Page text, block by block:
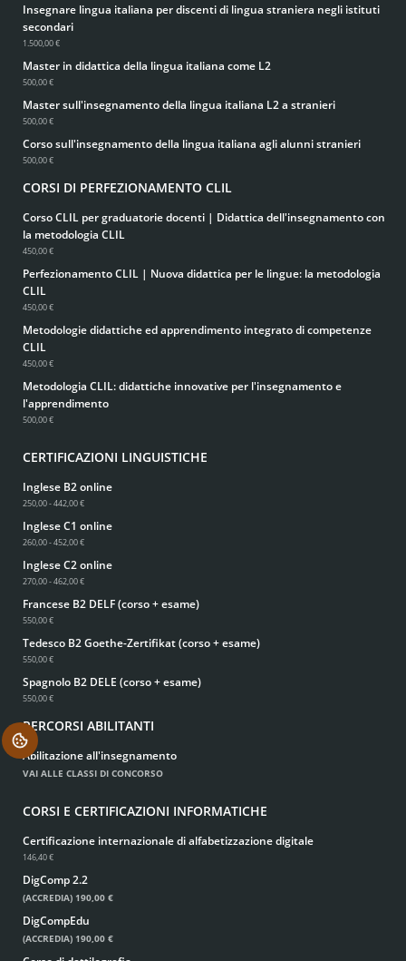
Insegnare lingua italiana per discenti di lingua straniera negli istituti
secondari
1.500,00 €
Master in didattica della lingua italiana come L2
500,00 €
Master sull'insegnamento della lingua italiana L2 a stranieri
500,00 €
Corso sull'insegnamento della lingua italiana agli alunni stranieri
500,00 €
CORSI DI PERFEZIONAMENTO CLIL
Corso CLIL per graduatorie docenti | Didattica dell'insegnamento con
la metodologia CLIL
450,00 €
Perfezionamento CLIL | Nuova didattica per le lingue: la metodologia
CLIL
450,00 €
Metodologie didattiche ed apprendimento integrato di competenze
CLIL
450,00 €
Metodologia CLIL: didattiche innovative per l'insegnamento e
l'apprendimento
500,00 €
CERTIFICAZIONI LINGUISTICHE
Inglese B2 online
250,00 - 442,00 €
Inglese C1 online
260,00 - 452,00 €
Inglese C2 online
270,00 - 462,00 €
Francese B2 DELF (corso + esame)
550,00 €
Tedesco B2 Goethe-Zertifikat (corso + esame)
550,00 €
Spagnolo B2 DELE (corso + esame)
550,00 €
PERCORSI ABILITANTI
Abilitazione all'insegnamento
VAI ALLE CLASSI DI CONCORSO
CORSI E CERTIFICAZIONI INFORMATICHE
Certificazione internazionale di alfabetizzazione digitale
146,40 €
DigComp 2.2
(ACCREDIA) 190,00 €
DigCompEdu
(ACCREDIA) 190,00 €
.